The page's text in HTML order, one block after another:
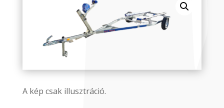
A kép csak illusztráció.